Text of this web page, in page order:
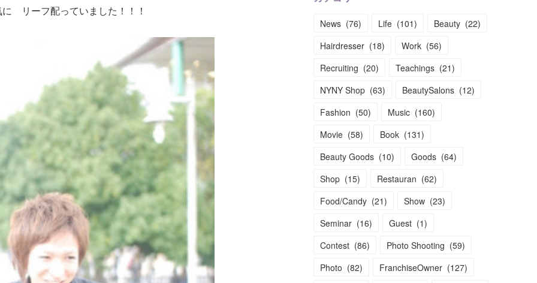
リーフ配っていました！！！
News (76) Life (101) Beauty (22)
Hairdresser (18) Work (56)
Recruiting (20) Teachings (21)
NYNY Shop (63) BeautySalons (12)
Fashion (50) Music (160)
Movie (58) Book (131)
Beauty Goods (10) Goods (64)
Shop (15) Restauran (62)
Food/Candy (21) Show (23)
Seminar (16) Guest (1)
Contest (86) Photo Shooting (59)
Photo (82) FranchiseOwner (127)